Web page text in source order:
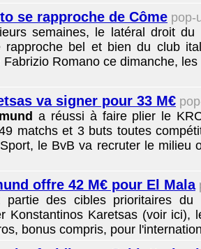
se rapproche de Côme
semaines, le latéral droit du
rapproche bel et bien du club
Romano ce dimanche,
va signer pour 33 M€
a réussi à faire plier le
matchs et 3 buts toutes
le BvB va recruter le milieu
offre 42 M€ pour El Mala
des cibles prioritaires du
Konstantinos Karetsas (voir ici),
bonus compris, pour